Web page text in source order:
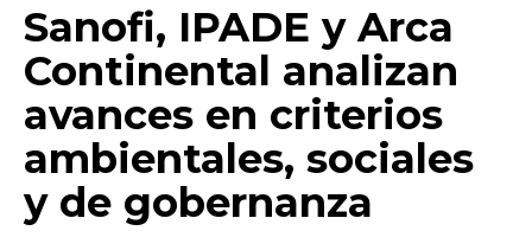
Sanofi, IPADE y Arca
Continental analizan
avances en criterios
ambientales, sociales
y de gobernanza